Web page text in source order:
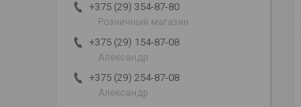
+375 (29) 354-87-80
Розничный магазин
+375 (29) 154-87-08
Александр
+375 (29) 254-87-08
Александр